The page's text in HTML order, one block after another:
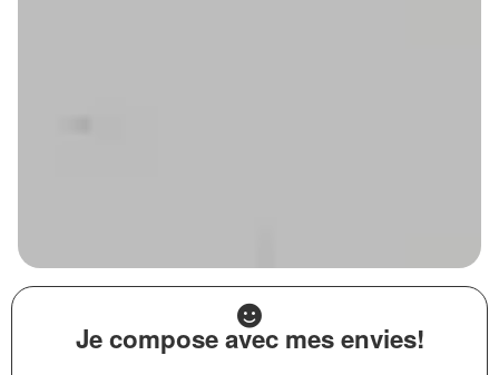
Je compose avec mes envies!